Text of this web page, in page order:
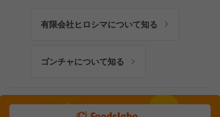
有限会社ヒロシマについて知る
ゴンチャについて知る